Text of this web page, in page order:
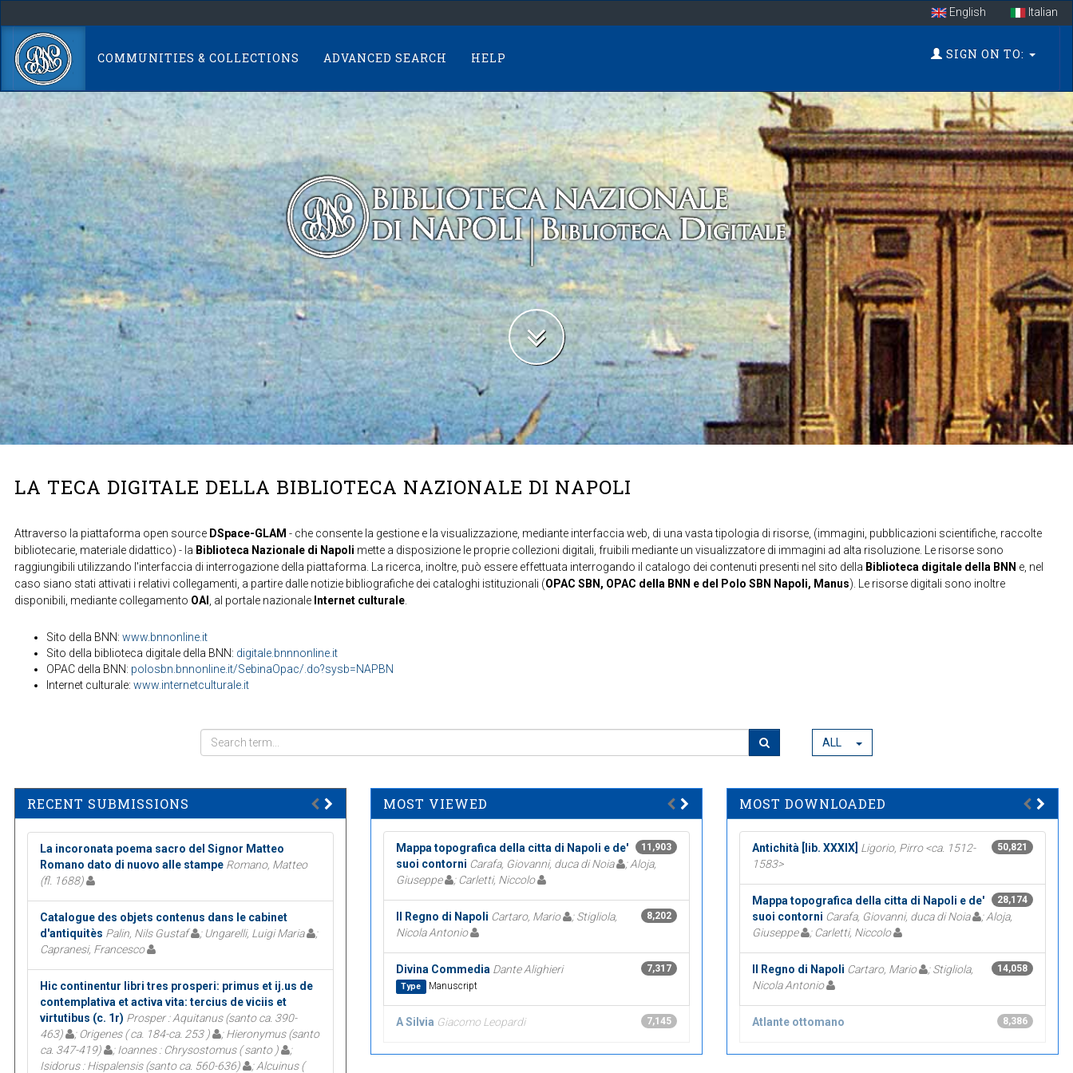
navigation
English Italian
COMMUNITIES & COLLECTIONS ADVANCED SEARCH HELP SIGN ON TO:
LA TECA DIGITALE DELLA BIBLIOTECA NAZIONALE DI NAPOLI
Attraverso la piattaforma open source DSpace-GLAM - che consente la gestione e la visualizzazione, mediante interfaccia web, di una vasta tipologia di risorse, (immagini, pubblicazioni scientifiche, raccolte
bibliotecarie, materiale didattico) - la Biblioteca Nazionale di Napoli mette a disposizione le proprie collezioni digitali, fruibili mediante un visualizzatore di immagini ad alta risoluzione. Le risorse sono
raggiungibili utilizzando l'interfaccia di interrogazione della piattaforma. La ricerca, inoltre, può essere effettuata interrogando il catalogo dei contenuti presenti nel sito della Biblioteca digitale della BNN e, nel
caso siano stati attivati i relativi collegamenti, a partire dalle notizie bibliografiche dei cataloghi istituzionali (OPAC SBN, OPAC della BNN e del Polo SBN Napoli, Manus). Le risorse digitali sono inoltre
disponibili, mediante collegamento OAI , al portale nazionale Internet culturale.
Sito della BNN: www.bnnonline.it
Sito della biblioteca digitale della BNN: digitale.bnnnonline.it
OPAC della BNN: polosbn.bnnonline.it/SebinaOpac/.do?sysb=NAPBN
Internet culturale: www.internetculturale.it
ALL
RECENT SUBMISSIONS
La incoronata poema sacro del Signor Matteo
Romano dato di nuovo alle stampe Romano, Matteo
(fl. 1688)
Catalogue des objets contenus dans le cabinet
d'antiquitès Palin, Nils Gustaf ; Ungarelli, Luigi Maria
;
Capranesi, Francesco
Hic continentur libri tres prosperi: primus et ij.us de
contemplativa et activa vita: tercius de viciis et
virtutibus (c. 1r) Prosper : Aquitanus (santo ca. 390-
463)
; Origenes ( ca. 184-ca. 253 )
; Hieronymus (santo
ca. 347-419)
; Ioannes : Chrysostomus ( santo )
;
Isidorus : Hispalensis (santo ca. 560-636)
; Alcuinus (
MOST VIEWED
11,903
Mappa topografica della citta di Napoli e de'
suoi contorni Carafa, Giovanni, duca di Noia
; Aloja,
Giuseppe
; Carletti, Niccolo
8,202
Il Regno di Napoli Cartaro, Mario
; Stigliola,
Nicola Antonio
7,317
Divina Commedia Dante Alighieri
Type Manuscript
7,145
A Silvia Giacomo Leopardi
MOST DOWNLOADED
50,821
Antichità [lib. XXXIX] Ligorio, Pirro <ca. 1512-
1583>
28,174
Mappa topografica della citta di Napoli e de'
suoi contorni Carafa, Giovanni, duca di Noia
; Aloja,
Giuseppe
; Carletti, Niccolo
14,058
Il Regno di Napoli Cartaro, Mario
; Stigliola,
Nicola Antonio
8,386
Atlante ottomano